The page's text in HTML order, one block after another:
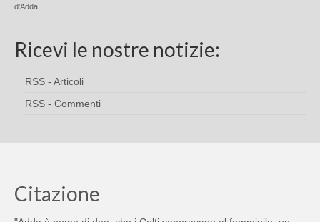
d'Adda
Ricevi le nostre notizie:
RSS - Articoli
RSS - Commenti
Citazione